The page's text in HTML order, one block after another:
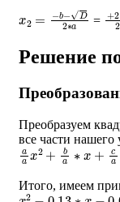
b−D2∗ = +2
Решение
Преобразуем
все части
aax2+ba∗x+ca
Итого, имеем
x2−0.13∗x−0.07